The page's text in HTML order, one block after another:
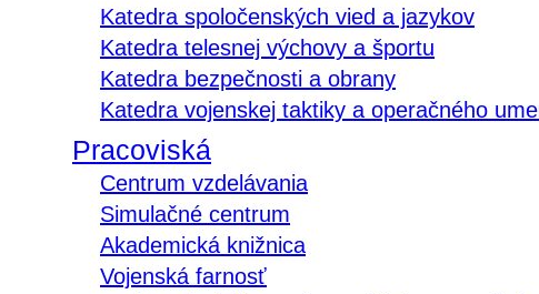
Katedra spoločenských vied a jazykov
Katedra telesnej výchovy a športu
Katedra bezpečnosti a obrany
Katedra vojenskej taktiky a operačného
Pracoviská
Centrum vzdelávania
Simulačné centrum
Akademická knižnica
Vojenská farnosť